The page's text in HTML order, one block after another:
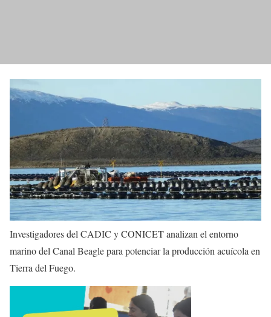
Investigadores del CADIC y CONICET analizan el entorno
marino del Canal Beagle para potenciar la producción acuícola en
Tierra del Fuego.